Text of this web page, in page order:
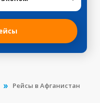
Рейсы в Афганистан